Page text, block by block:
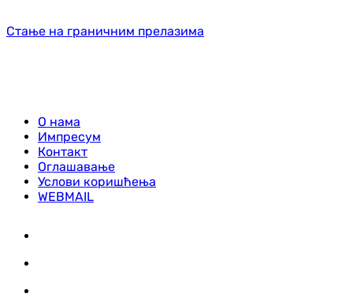
Стање на граничним прелазима
О нама
Импресум
Контакт
Оглашавање
Услови коришћења
WEBMAIL